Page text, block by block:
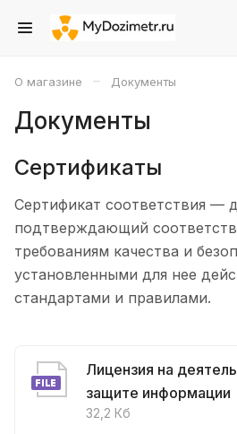
О магазине – Документы
Документы
Сертификаты
Сертификат соответствия —
подтверждающий
требованиям качества и
установленными для нее
стандартами и правилами.
Лицензия на
защите информации
32,2 Кб